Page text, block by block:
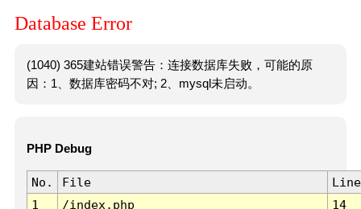
Database Error
(1040) 365建站错误警告：连接数据库失败，可能的原
因：1、数据库密码不对; 2、mysql未启动。
PHP Debug
No. File
Line
1
/index.php 14